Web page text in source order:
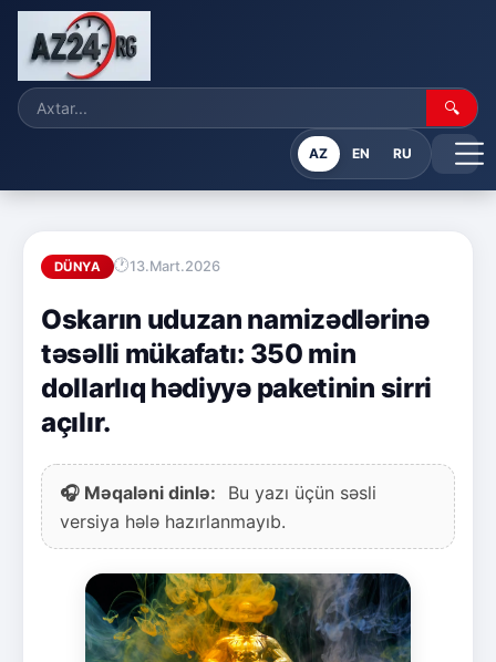
🔍
AZ EN RU
DÜNYA 13.Mart.2026
Oskarın uduzan namizədlərinə
təsəlli mükafatı: 350 min
dollarlıq hədiyyə paketinin sirri
açılır.
🎧 Məqaləni dinlə:
Bu yazı üçün səsli
versiya hələ hazırlanmayıb.